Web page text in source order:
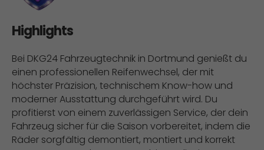
Highlights
Bei DKG24 Fahrzeugtechnik in Dortmund genießt du
einen professionellen Reifenwechsel, der mit
höchster Präzision, technischem Know-how und
moderner Ausstattung durchgeführt wird. Du
profitierst von einem zuverlässigen Service, der dein
Fahrzeug sicher für die Saison vorbereitet, indem die
Räder sorgfältig demontiert, montiert und korrekt